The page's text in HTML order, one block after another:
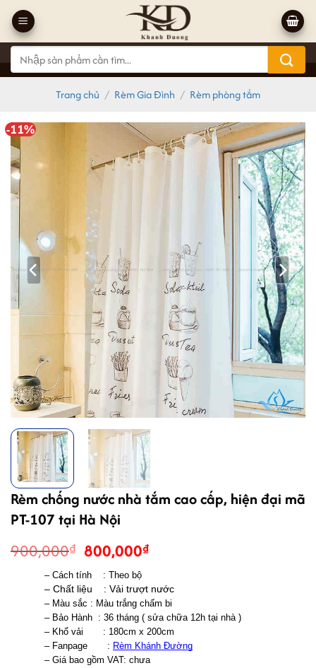
qua
nội
dung
Tìm
kiếm:
Trang chủ / Rèm Gia Đình / Rèm phòng tắm
-11%
Rèm chống nước nhà tắm cao cấp, hiện đại mã
PT-107 tại Hà Nội
900,000₫ Giá
gốc
là:
900,000₫.
800,000₫Giá
tại
là:
800,000₫.
– Cách tính    : Theo bộ
– Chất liệu    : Vải trượt nước
– Màu sắc : Màu trắng chấm bi
– Bảo Hành  : 36 tháng ( sửa chữa 12h tại nhà )
– Khổ vải       : 180cm x 200cm
– Fanpage       : Rèm Khánh Đường
– Giá bao gồm VAT: chưa